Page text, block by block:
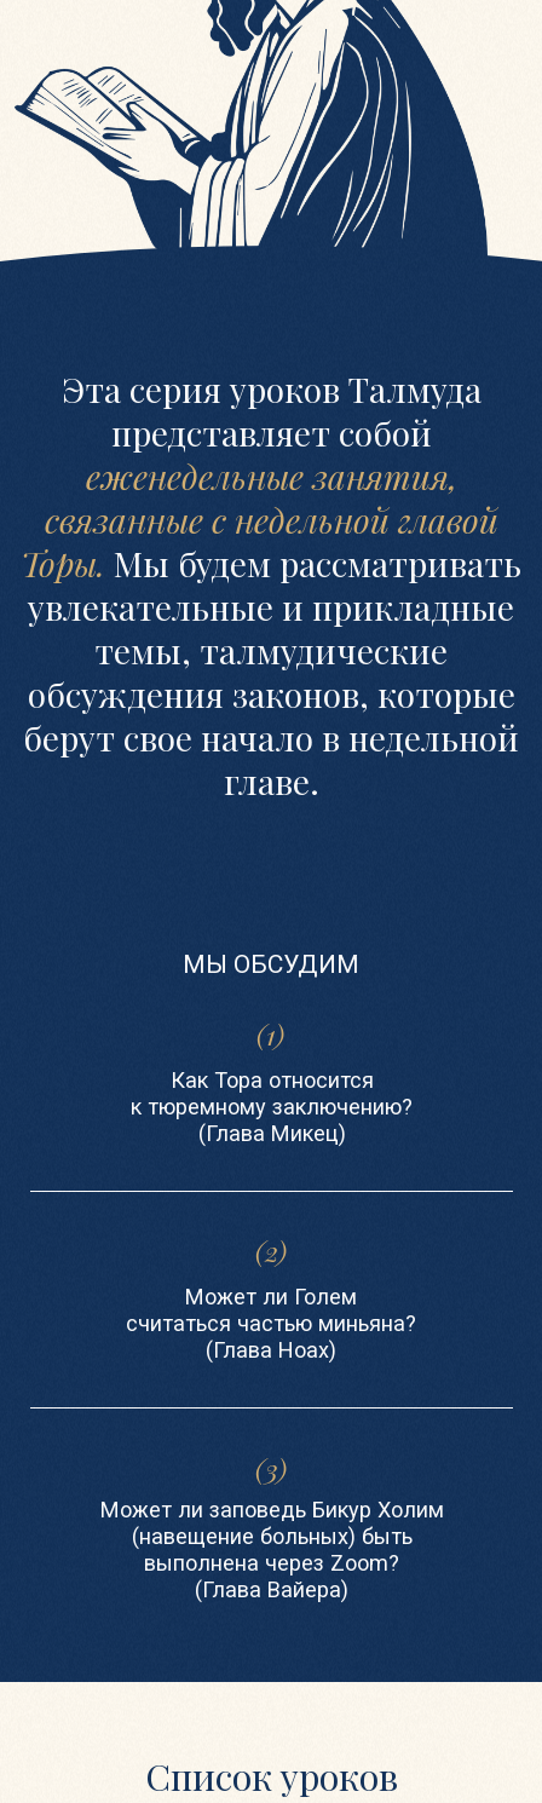
Эта серия уроков Талмуда
представляет собой
еженедельные занятия,
связанные с недельной главой
Торы.Мы будем рассматривать
увлекательные и прикладные
темы, талмудические
обсуждения законов, которые
берут свое начало в недельной
Как Тора относится
к тюремному заключению?
(Глава Микец)
(1)
Может ли Голем
считаться частью миньяна?
(Глава Ноах)
МЫ ОБСУДИМ
Список уроков